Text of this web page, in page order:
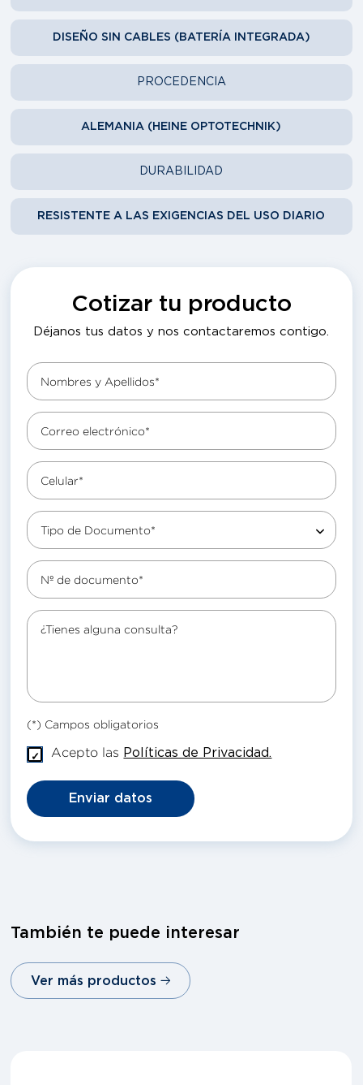
DISEÑO SIN CABLES (BATERÍA INTEGRADA)
PROCEDENCIA
ALEMANIA (HEINE OPTOTECHNIK)
DURABILIDAD
RESISTENTE A LAS EXIGENCIAS DEL USO DIARIO
Cotizar tu producto
Déjanos tus datos y nos contactaremos contigo.
Nombres y Apellidos*
Correo electrónico*
Celular*
Tipo de Documento*
Nº de documento*
¿Tienes alguna consulta?
(*) Campos obligatorios
Acepto las Políticas de Privacidad.
Enviar datos
También te puede interesar
Ver más productos